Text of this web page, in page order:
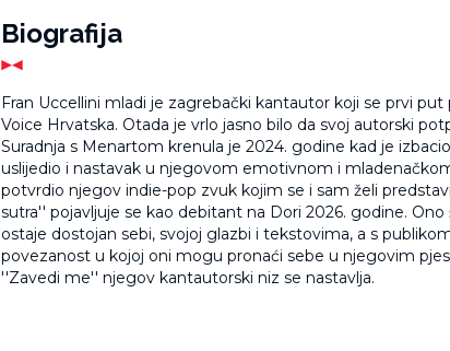
Biografija
Fran Uccellini mladi je zagrebački kantautor koji se prvi
Voice Hrvatska. Otada je vrlo jasno bilo da svoj autorski
Suradnja s Menartom krenula je 2024. godine kad je
uslijedio i nastavak u njegovom emotivnom i
potvrdio njegov indie-pop zvuk kojim se i sam želi
sutra'' pojavljuje se kao debitant na Dori 2026. godine. Ono
ostaje dostojan sebi, svojoj glazbi i tekstovima, a s
povezanost u kojoj oni mogu pronaći sebe u njegovim
''Zavedi me'' njegov kantautorski niz se nastavlja.